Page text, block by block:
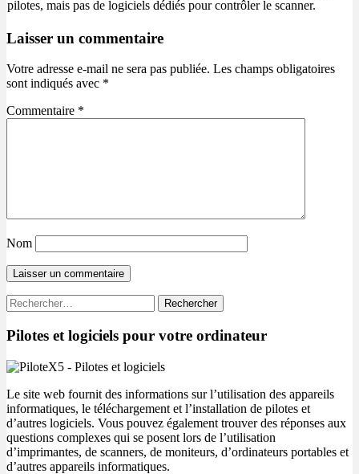
pilotes, mais pas de logiciels dédiés pour contrôler le scanner.
Laisser un commentaire
Votre adresse e-mail ne sera pas publiée. Les champs obligatoires
sont indiqués avec *
Commentaire *
Nom
Rechercher :
Pilotes et logiciels pour votre ordinateur
Le site web fournit des informations sur l’utilisation des appareils
informatiques, le téléchargement et l’installation de pilotes et
d’autres logiciels. Vous pouvez également trouver des réponses aux
questions complexes qui se posent lors de l’utilisation
d’imprimantes, de scanners, de moniteurs, d’ordinateurs portables et
d’autres appareils informatiques.